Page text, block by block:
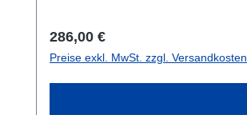
Regulärer Preis:
286,00 €
Preise exkl. MwSt. zzgl. Versandkosten